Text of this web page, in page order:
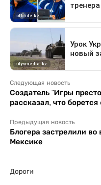
Следующая новость
Создатель "Игры
рассказал, что
Предыдущая новость
Блогера застрелили
Мексике
Дороги